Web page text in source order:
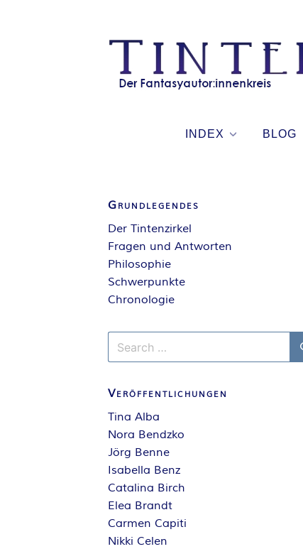
INDEX BLOG
Grundlegendes
Der Tintenzirkel
Fragen und Antworten
Philosophie
Schwerpunkte
Chronologie
Search
for:
Veröffentlichungen
Tina Alba
Nora Bendzko
Jörg Benne
Isabella Benz
Catalina Birch
Elea Brandt
Carmen Capiti
Nikki Celen